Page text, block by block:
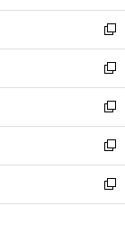
開
く
ウ
で
開
く
ン
ド
ウ
で
開
く
ウ
ィ
ン
ド
ウ
で
開
く
新
し
い
ウ
ィ
ン
ド
ウ
で
開
新
し
い
ウ
ィ
ン
ド
ウ
新
し
い
ウ
ィ
ン
新
し
い
ウ
新
し